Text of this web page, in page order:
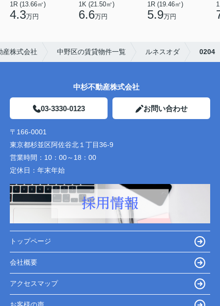
1R (13.66㎡)
4.3万円
1K (21.50㎡)
6.6万円
1R (19.46㎡)
5.9万円
産株式会社 中野区の賃貸物件一覧 ルネスオダ 0204
中杉不動産株式会社
03-3330-0123 お問い合わせ
〒166-0001
東京都杉並区阿佐谷北１丁目36-9
営業時間： 10：00～18：00
定休日： 年末年始
トップページ
会社概要
アクセスマップ